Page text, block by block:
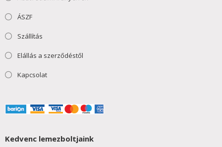
ÁSZF
Szállítás
Elállás a szerződéstől
Kapcsolat
Kedvenc lemezboltjaink